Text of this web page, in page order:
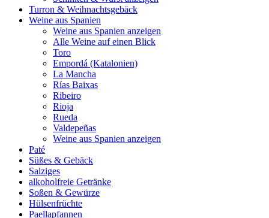
Turron & Weihnachtsgebäck
Weine aus Spanien
Weine aus Spanien anzeigen
Alle Weine auf einen Blick
Toro
Empordá (Katalonien)
La Mancha
Rías Baixas
Ribeiro
Rioja
Rueda
Valdepeñas
Weine aus Spanien anzeigen
Paté
Süßes & Gebäck
Salziges
alkoholfreie Getränke
Soßen & Gewürze
Hülsenfrüchte
Paellapfannen